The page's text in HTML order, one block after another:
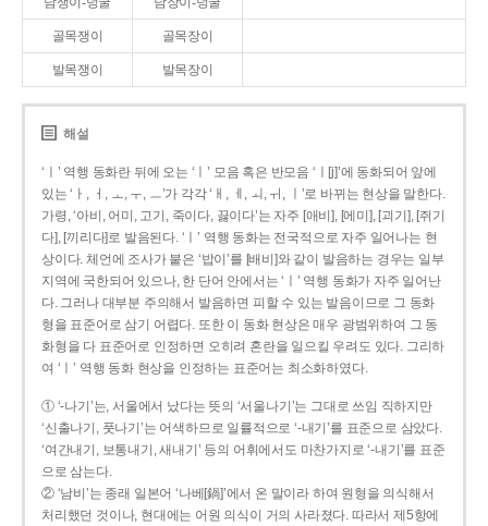
골목쟁이 골목장이
발목쟁이 발목장이
해설
‘ㅣ’ 역행 동화란 뒤에 오는 ‘ㅣ’ 모음 혹은 반모음 ‘ㅣ[j]’에 동화되어 앞에
있는 ‘ㅏ, ㅓ, ㅗ, ㅜ, ㅡ’가 각각 ‘ㅐ, ㅔ, ㅚ, ㅟ, ㅣ’로 바뀌는 현상을 말한다.
가령, ‘아비, 어미, 고기, 죽이다, 끓이다’는 자주 [애비], [에미], [괴기], [쥐기
다], [끼리다]로 발음된다. ‘ㅣ’ 역행 동화는 전국적으로 자주 일어나는 현
상이다. 체언에 조사가 붙은 ‘밥이’를 [배비]와 같이 발음하는 경우는 일부
지역에 국한되어 있으나, 한 단어 안에서는 ‘ㅣ’ 역행 동화가 자주 일어난
다. 그러나 대부분 주의해서 발음하면 피할 수 있는 발음이므로 그 동화
형을 표준어로 삼기 어렵다. 또한 이 동화 현상은 매우 광범위하여 그 동
화형을 다 표준어로 인정하면 오히려 혼란을 일으킬 우려도 있다. 그리하
여 ‘ㅣ’ 역행 동화 현상을 인정하는 표준어는 최소화하였다.
① ‘-나기’는, 서울에서 났다는 뜻의 ‘서울나기’는 그대로 쓰임 직하지만
‘신출나기, 풋나기’는 어색하므로 일률적으로 ‘-내기’를 표준으로 삼았다.
‘여간내기, 보통내기, 새내기’ 등의 어휘에서도 마찬가지로 ‘-내기’를 표준
으로 삼는다.
② ‘남비’는 종래 일본어 ‘나베[鍋]’에서 온 말이라 하여 원형을 의식해서
처리했던 것이나, 현대에는 어원 의식이 거의 사라졌다. 따라서 제5항에